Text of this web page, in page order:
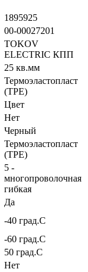
1895925
00-00027201
TOKOV
ELECTRIC КПП
25 кв.мм
Термоэластопласт
(TPE)
Цвет
Нет
Черный
Термоэластопласт
(TPE)
5 -
многопроволочная
гибкая
Да
-40 град.C
-60 град.C
50 град.C
Нет